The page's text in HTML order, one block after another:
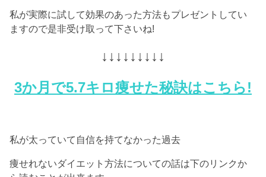
私が実際に試して効果のあった方法もプレゼントしてい
ますので是非受け取って下さいね!
↓↓↓↓↓↓↓↓↓
3か月で5.7キロ痩せた秘訣はこちら!
私が太っていて自信を持てなかった過去
痩せれないダイエット方法についての話は下のリンクか